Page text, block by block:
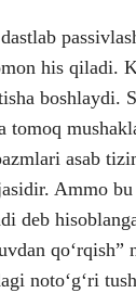
his qiladi.
boshlaydi.
tomoq
asab
Ammo
deb
qoʻrqish”
notoʻgʻri